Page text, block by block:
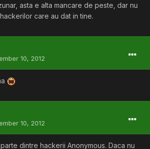
asta e alta mancare de peste, dar nu
care au dat in tine.
10, 2012
10, 2012
dintre hackerii Anonymous. Daca nu